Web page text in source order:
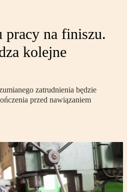
pracy na finiszu.
kolejne
zatrudnienia będzie
przed nawiązaniem